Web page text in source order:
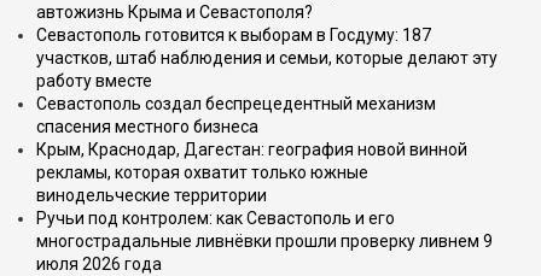
автожизнь Крыма и Севастополя?
Севастополь готовится к выборам в Госдуму: 187
участков, штаб наблюдения и семьи, которые делают эту
работу вместе
Севастополь создал беспрецедентный механизм
спасения местного бизнеса
Крым, Краснодар, Дагестан: география новой винной
рекламы, которая охватит только южные
винодельческие территории
Ручьи под контролем: как Севастополь и его
многострадальные ливнёвки прошли проверку ливнем 9
июля 2026 года